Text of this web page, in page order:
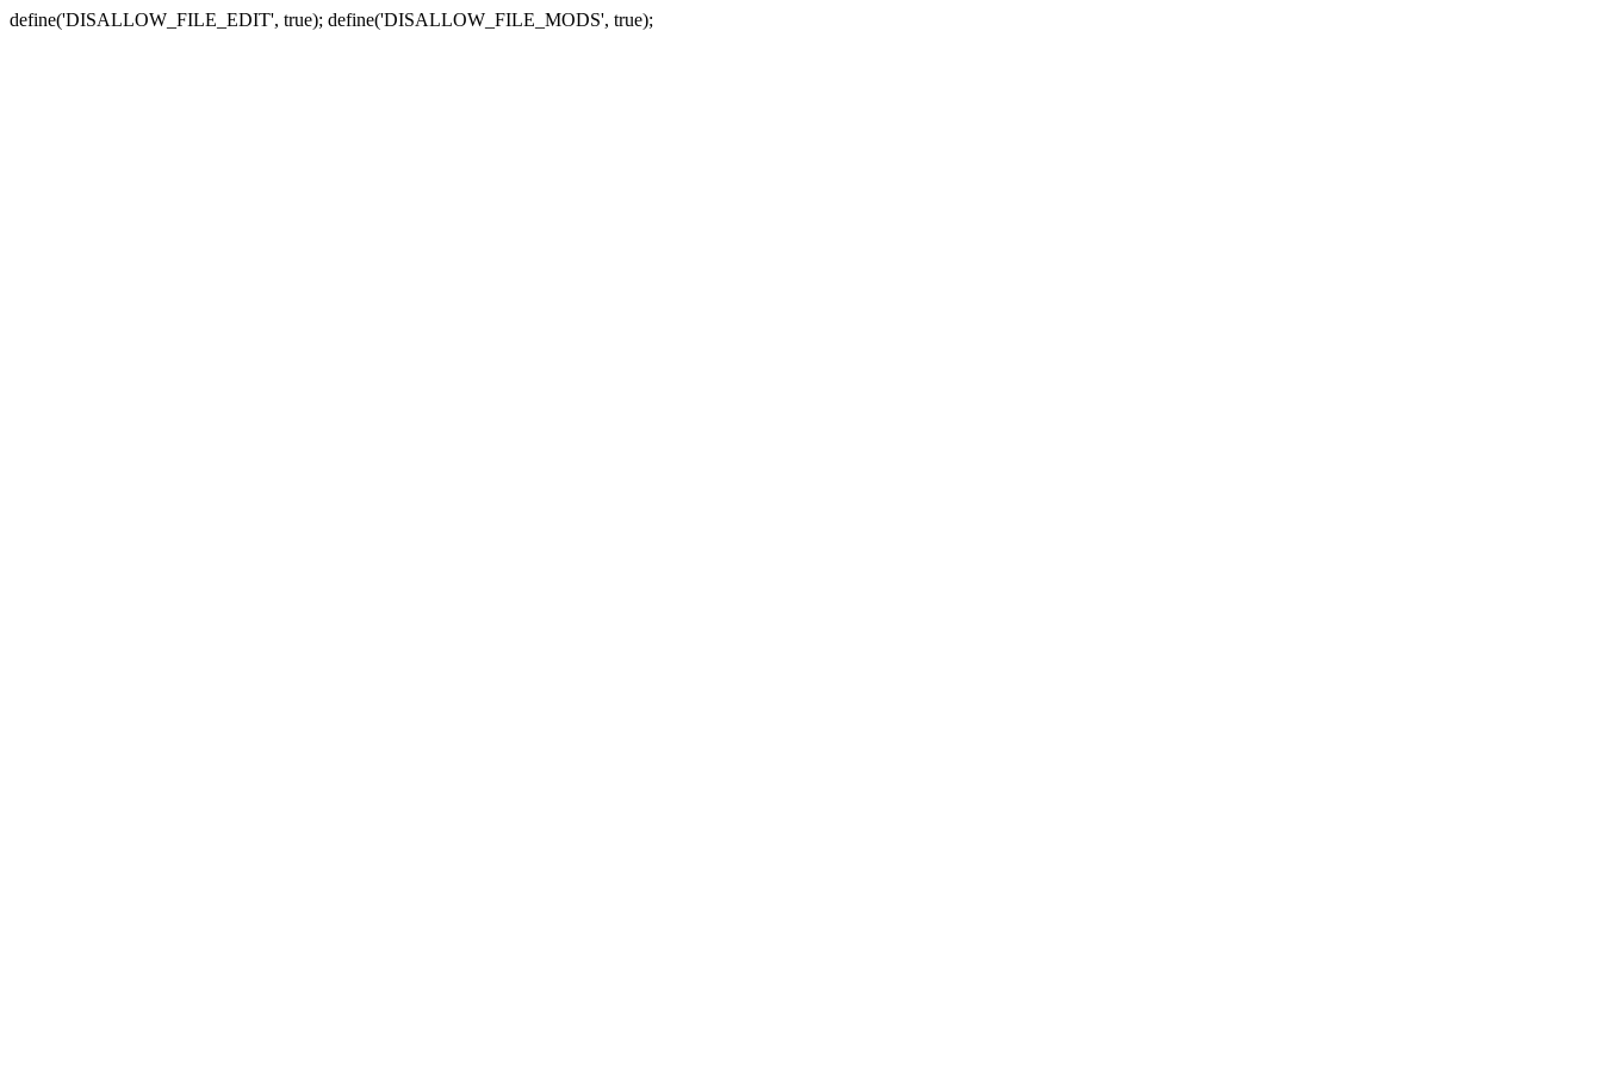
define('DISALLOW_FILE_EDIT', true); define('DISALLOW_FILE_MODS', true);